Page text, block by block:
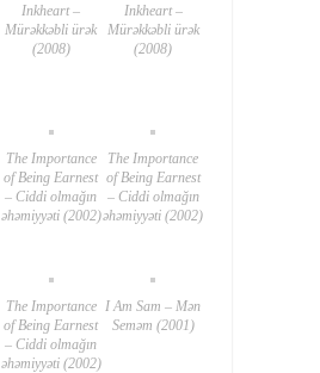
Inkheart –
Mürəkkəbli ürək
(2008)
Inkheart –
Mürəkkəbli ürək
(2008)
The Importance
of Being Earnest
– Ciddi olmağın
əhəmiyyəti (2002)
The Importance
of Being Earnest
– Ciddi olmağın
əhəmiyyəti (2002)
The Importance
of Being Earnest
– Ciddi olmağın
əhəmiyyəti (2002)
I Am Sam – Mən
Seməm (2001)